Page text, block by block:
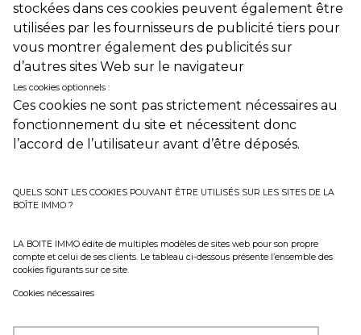
stockées dans ces cookies peuvent également être
utilisées par les fournisseurs de publicité tiers pour
vous montrer également des publicités sur
d’autres sites Web sur le navigateur
Les cookies optionnels :
Ces cookies ne sont pas strictement nécessaires au
fonctionnement du site et nécessitent donc
l’accord de l’utilisateur avant d’être déposés.
QUELS SONT LES COOKIES POUVANT ÊTRE UTILISÉS SUR LES SITES DE LA
BOÎTE IMMO ?
LA BOITE IMMO édite de multiples modèles de sites web pour son propre
compte et celui de ses clients. Le tableau ci-dessous présente l’ensemble des
cookies figurants sur ce site.
Cookies nécessaires